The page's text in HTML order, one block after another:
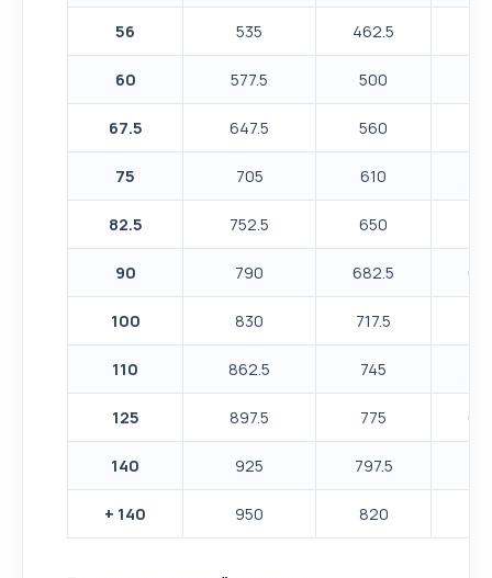
56 535 462.5
60 577.5 500
67.5 647.5 560
75 705 610
82.5 752.5 650
90 790 682.5
100 830 717.5
110 862.5 745
125 897.5 775
140 925 797.5
+ 140 950 820